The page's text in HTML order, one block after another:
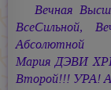
Вечная
ВсеСильной,
Мария ДЭВИ
Второй!!! УРА!